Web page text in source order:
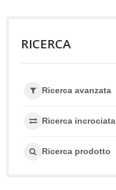
RICERCA
Ricerca avanzata
Ricerca incrociata
Ricerca prodotto